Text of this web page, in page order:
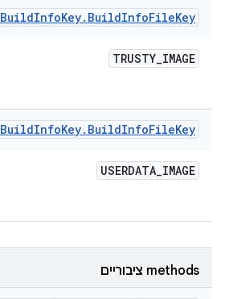
BuildInfoKey. BuildInfoFileKey
TRUSTY_IMAGE
BuildInfoKey. BuildInfoFileKey
USERDATA_IMAGE
‫methods ציבוריים